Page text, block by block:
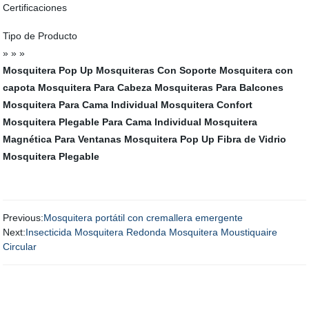
Certificaciones
Tipo de Producto
» » »
Mosquitera Pop Up Mosquiteras Con Soporte Mosquitera con
capota Mosquitera Para Cabeza Mosquiteras Para Balcones
Mosquitera Para Cama Individual Mosquitera Confort
Mosquitera Plegable Para Cama Individual Mosquitera
Magnética Para Ventanas Mosquitera Pop Up Fibra de Vidrio
Mosquitera Plegable
Previous:Mosquitera portátil con cremallera emergente
Next:Insecticida Mosquitera Redonda Mosquitera Moustiquaire
Circular